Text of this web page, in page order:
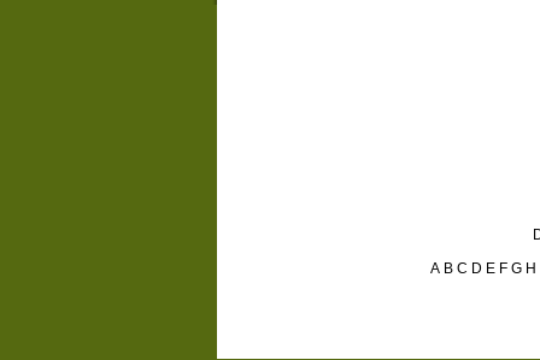
A B C D E F G H